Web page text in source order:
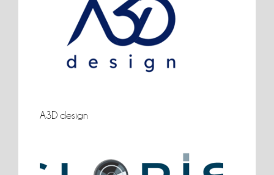
A3D design
A3D design